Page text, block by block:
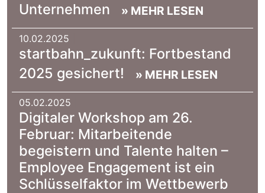
Unternehmen
» MEHR LESEN
10.02.2025
startbahn_zukunft: Fortbestand
2025 gesichert!
» MEHR LESEN
05.02.2025
Digitaler Workshop am 26.
Februar: Mitarbeitende
begeistern und Talente halten –
Employee Engagement ist ein
Schlüsselfaktor im Wettbewerb